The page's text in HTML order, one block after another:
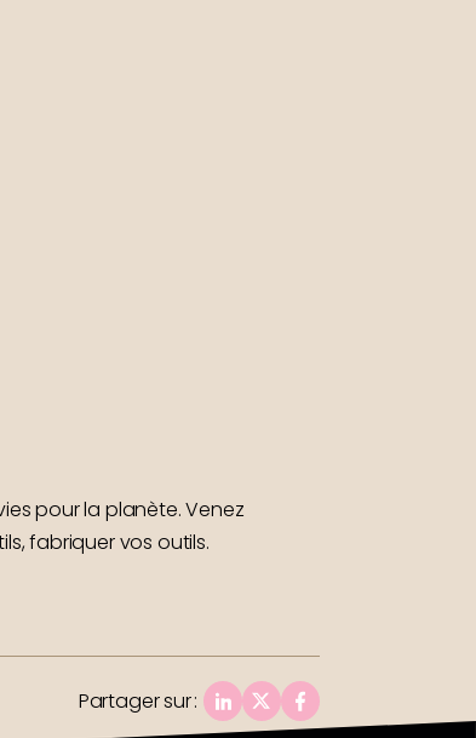
pour la planète. Venez
fabriquer vos outils.
Partager sur: